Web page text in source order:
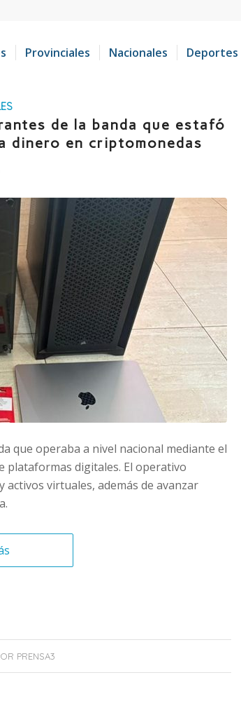
Provinciales Nacionales Deportes
de la banda que estafó
dinero en criptomonedas
que operaba a nivel nacional mediante el
plataformas digitales. El operativo
virtuales, además de avanzar
PRENSA3